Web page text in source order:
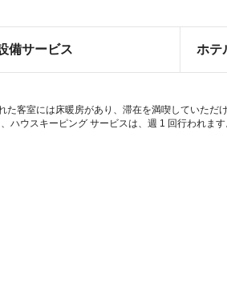
備サービス ホテ
た客室には床暖房があり、滞在を満喫していた
ハウスキーピング サービスは、週 1 回行われます